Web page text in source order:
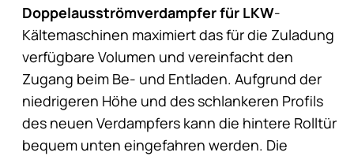
Doppelausströmverdampfer für LKW-
Kältemaschinen maximiert das für die Zuladung
verfügbare Volumen und vereinfacht den
Zugang beim Be- und Entladen. Aufgrund der
niedrigeren Höhe und des schlankeren Profils
des neuen Verdampfers kann die hintere Rolltür
bequem unten eingefahren werden. Die